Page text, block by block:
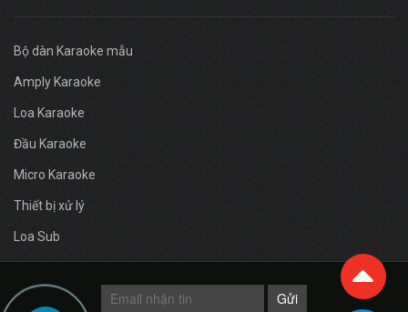
Bộ dàn Karaoke mẫu
Amply Karaoke
Loa Karaoke
Đầu Karaoke
Micro Karaoke
Thiết bị xử lý
Loa Sub
Gửi